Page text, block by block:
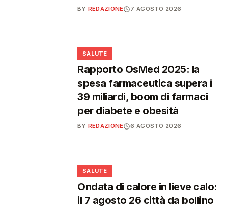
BY REDAZIONE 7 AGOSTO 2026
SALUTE
Rapporto OsMed 2025: la
spesa farmaceutica supera i
39 miliardi, boom di farmaci
per diabete e obesità
BY REDAZIONE 6 AGOSTO 2026
SALUTE
Ondata di calore in lieve calo:
il 7 agosto 26 città da bollino